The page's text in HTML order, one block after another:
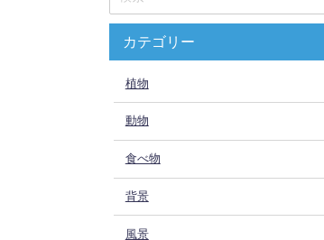
カテゴリー
植物
動物
食べ物
背景
風景